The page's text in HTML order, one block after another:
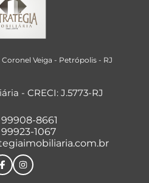
Veiga - Petrópolis- RJ
- CRECI: J.5773-RJ
8661
1067